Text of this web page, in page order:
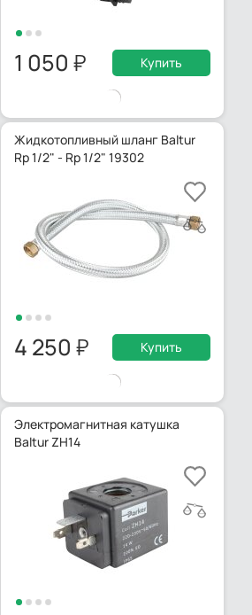
1 050 Купить
Жидкотопливный шланг Baltur
Rp 1/2" - Rp 1/2" 19302
4 250 Купить
Электромагнитная катушка
Baltur ZH14